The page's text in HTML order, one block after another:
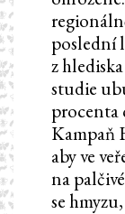
poslední
z
studie
procenta
Kampaň
aby ve
na
se